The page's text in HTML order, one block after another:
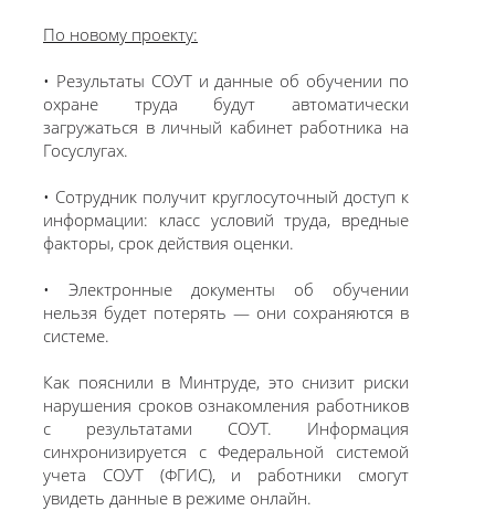
По новому проекту:
• Результаты СОУТ и данные об обучении по
охране труда будут автоматически
загружаться в личный кабинет работника на
Госуслугах.
• Сотрудник получит круглосуточный доступ к
информации: класс условий труда, вредные
факторы, срок действия оценки.
• Электронные документы об обучении
нельзя будет потерять — они сохраняются в
системе.
Как пояснили в Минтруде, это снизит риски
нарушения сроков ознакомления работников
с результатами СОУТ. Информация
синхронизируется с Федеральной системой
учета СОУТ (ФГИС), и работники смогут
увидеть данные в режиме онлайн.